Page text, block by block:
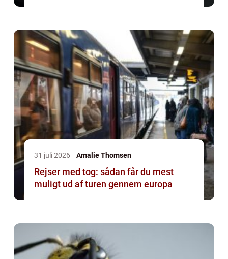
31 juli 2026 Amalie Thomsen
Rejser med tog: sådan får du mest
muligt ud af turen gennem europa